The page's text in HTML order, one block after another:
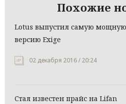
Похожие
Lotus выпустил самую мощную
версию Exige
02 декабря 2016 / 20:24
Стал известен прайс на Lifan